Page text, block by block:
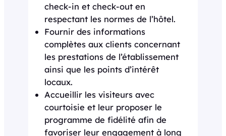
check-in et check-out en
respectant les normes de l’hôtel.
Fournir des informations
complètes aux clients concernant
les prestations de l’établissement
ainsi que les points d’intérêt
locaux.
Accueillir les visiteurs avec
courtoisie et leur proposer le
programme de fidélité afin de
favoriser leur engagement à long